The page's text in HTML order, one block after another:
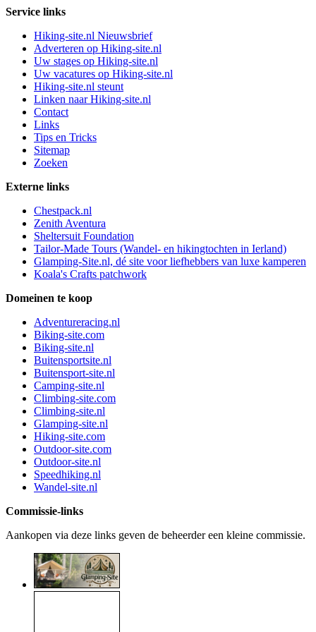
Service links
Hiking-site.nl Nieuwsbrief
Adverteren op Hiking-site.nl
Uw stages op Hiking-site.nl
Uw vacatures op Hiking-site.nl
Hiking-site.nl steunt
Linken naar Hiking-site.nl
Contact
Links
Tips en Tricks
Sitemap
Zoeken
Externe links
Chestpack.nl
Zenith Aventura
Sheltersuit Foundation
Tailor-Made Tours (Wandel- en hikingtochten in Ierland)
Glamping-Site.nl, dé site voor liefhebbers van luxe kamperen
Koala's Crafts patchwork
Domeinen te koop
Adventureracing.nl
Biking-site.com
Biking-site.nl
Buitensportsite.nl
Buitensport-site.nl
Camping-site.nl
Climbing-site.com
Climbing-site.nl
Glamping-site.nl
Hiking-site.com
Outdoor-site.com
Outdoor-site.nl
Speedhiking.nl
Wandel-site.nl
Commissie-links
Aankopen via deze links geven de beheerder een kleine commissie.